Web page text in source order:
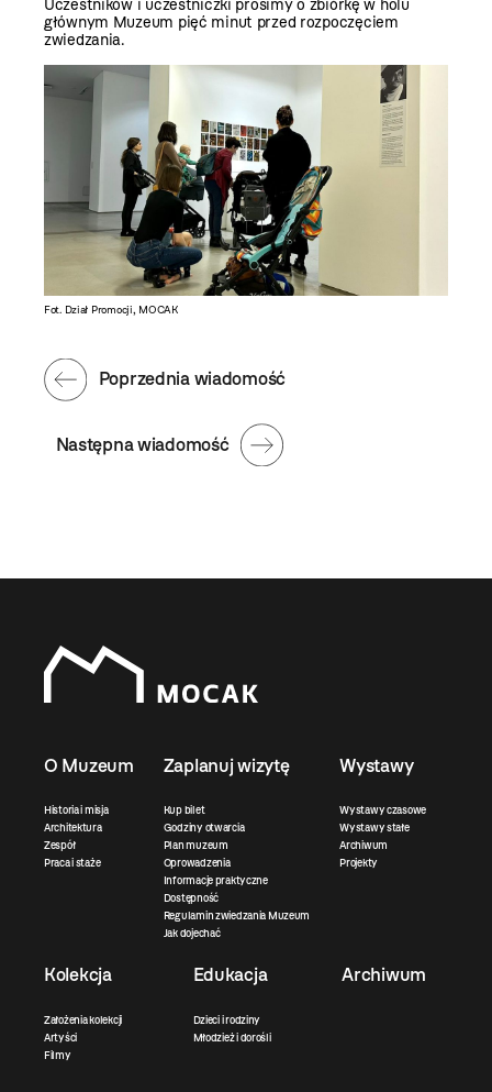
Uczestników i uczestniczki prosimy o zbiórkę w holu
głównym Muzeum pięć minut przed rozpoczęciem
zwiedzania.
Fot. Dział Promocji, MOCAK
Następna wiadomość
Poprzednia wiadomość
O Muzeum
Historia i misja
Architektura
Zespół
Praca i staże
Zaplanuj wizytę
Kup bilet
Godziny otwarcia
Plan muzeum
Oprowadzenia
Informacje praktyczne
Dostępność
Regulamin zwiedzania Muzeum
Jak dojechać
Wystawy
Wystawy czasowe
Wystawy stałe
Archiwum
Projekty
Kolekcja
Założenia kolekcji
Artyści
Filmy
Edukacja
Dzieci i rodziny
Młodzież i dorośli
Archiwum